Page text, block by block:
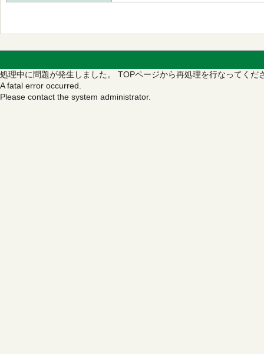
処理中に問題が発生しました。 TOPページから再処理を行なってくだ
A fatal error occurred.
Please contact the system administrator.